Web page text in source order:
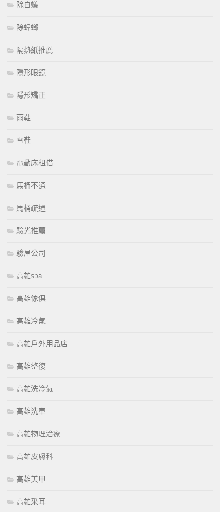
除白蟻
除蟑螂
隔熱紙推薦
隱形眼鏡
隱形矯正
雨鞋
雪鞋
電動床租借
馬桶不通
馬桶疏通
驗光推薦
驗屋公司
高雄spa
高雄傢俱
高雄冷氣
高雄戶外用品店
高雄整復
高雄洗冷氣
高雄洗車
高雄物理治療
高雄皮膚科
高雄美甲
高雄采耳